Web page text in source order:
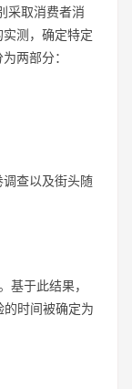
采取消费者消
测，确定特定
两部分：
查以及街头随
基于此结果，
时间被确定为